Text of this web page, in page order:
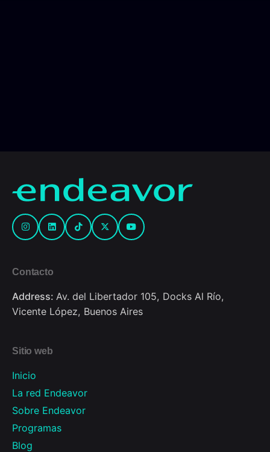
Contacto
Address: Av. del Libertador 105, Docks Al Río,
Vicente López, Buenos Aires
Sitio web
Inicio
La red Endeavor
Sobre Endeavor
Programas
Blog